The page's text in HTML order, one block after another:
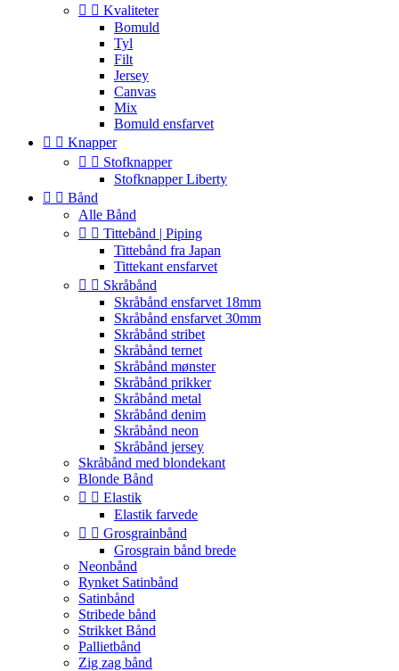
  Kvaliteter
Bomuld
Tyl
Filt
Jersey
Canvas
Mix
Bomuld ensfarvet
  Knapper
  Stofknapper
Stofknapper Liberty
  Bånd
Alle Bånd
  Tittebånd | Piping
Tittebånd fra Japan
Tittekant ensfarvet
  Skråbånd
Skråbånd ensfarvet 18mm
Skråbånd ensfarvet 30mm
Skråbånd stribet
Skråbånd ternet
Skråbånd mønster
Skråbånd prikker
Skråbånd metal
Skråbånd denim
Skråbånd neon
Skråbånd jersey
Skråbånd med blondekant
Blonde Bånd
  Elastik
Elastik farvede
  Grosgrainbånd
Grosgrain bånd brede
Neonbånd
Rynket Satinbånd
Satinbånd
Stribede bånd
Strikket Bånd
Pallietbånd
Zig zag bånd